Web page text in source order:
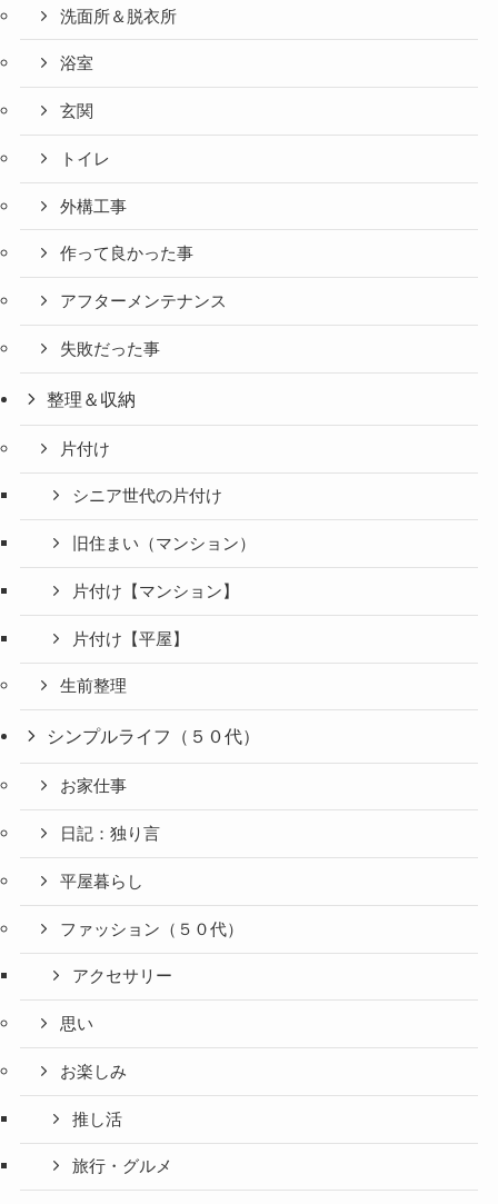
洗面所＆脱衣所
浴室
玄関
トイレ
外構工事
作って良かった事
アフターメンテナンス
失敗だった事
整理＆収納
片付け
シニア世代の片付け
旧住まい（マンション）
片付け【マンション】
片付け【平屋】
生前整理
シンプルライフ（５０代）
お家仕事
日記：独り言
平屋暮らし
ファッション（５０代）
アクセサリー
思い
お楽しみ
推し活
旅行・グルメ